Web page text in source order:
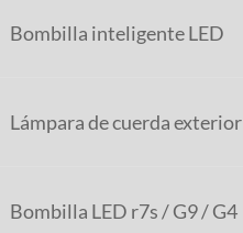
Bombilla inteligente LED
Lámpara de cuerda exterior
Bombilla LED r7s / G9 / G4